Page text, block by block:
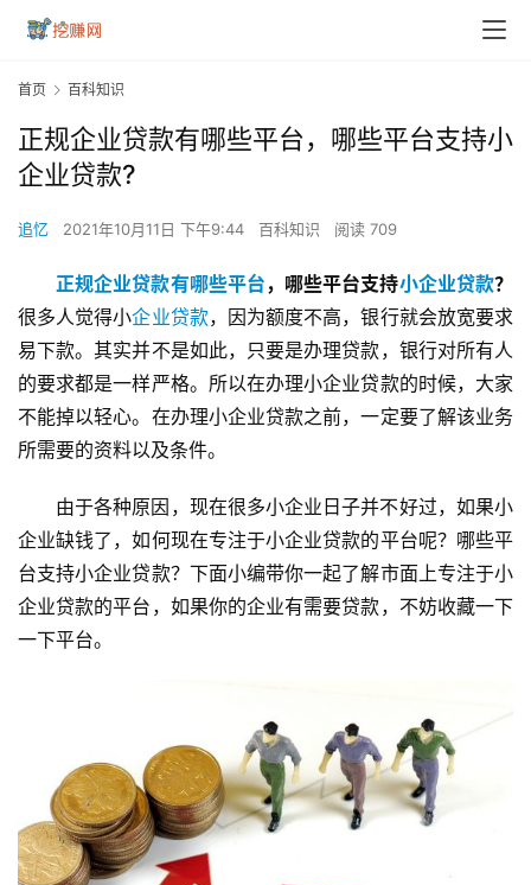
首页 百科知识
正规企业贷款有哪些平台，哪些平台支持小
企业贷款?
追忆 2021年10月11日 下午9:44 百科知识 阅读 709
正规企业贷款有哪些平台 ，哪些平台支持小企业贷款？
很多人觉得小企业贷款，因为额度不高，银行就会放宽要求
易下款。其实并不是如此，只要是办理贷款，银行对所有人
的要求都是一样严格。所以在办理小企业贷款的时候，大家
不能掉以轻心。在办理小企业贷款之前，一定要了解该业务
所需要的资料以及条件。
由于各种原因，现在很多小企业日子并不好过，如果小
企业缺钱了，如何现在专注于小企业贷款的平台呢？哪些平
台支持小企业贷款？下面小编带你一起了解市面上专注于小
企业贷款的平台，如果你的企业有需要贷款，不妨收藏一下
一下平台。